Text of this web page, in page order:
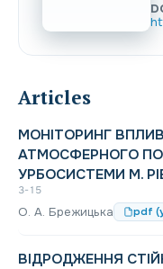
Articles
МОНІТОРИНГ
АТМОСФЕРНОГО
УРБОСИСТЕМИ М.
3-15
О. А. Брежицька pdf
ВІДРОДЖЕННЯ